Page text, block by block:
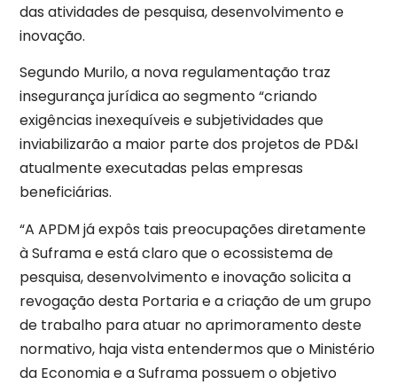
das atividades de pesquisa, desenvolvimento e
inovação.
Segundo Murilo, a nova regulamentação traz
insegurança jurídica ao segmento “criando
exigências inexequíveis e subjetividades que
inviabilizarão a maior parte dos projetos de PD&I
atualmente executadas pelas empresas
beneficiárias.
“A APDM já expôs tais preocupações diretamente
à Suframa e está claro que o ecossistema de
pesquisa, desenvolvimento e inovação solicita a
revogação desta Portaria e a criação de um grupo
de trabalho para atuar no aprimoramento deste
normativo, haja vista entendermos que o Ministério
da Economia e a Suframa possuem o objetivo